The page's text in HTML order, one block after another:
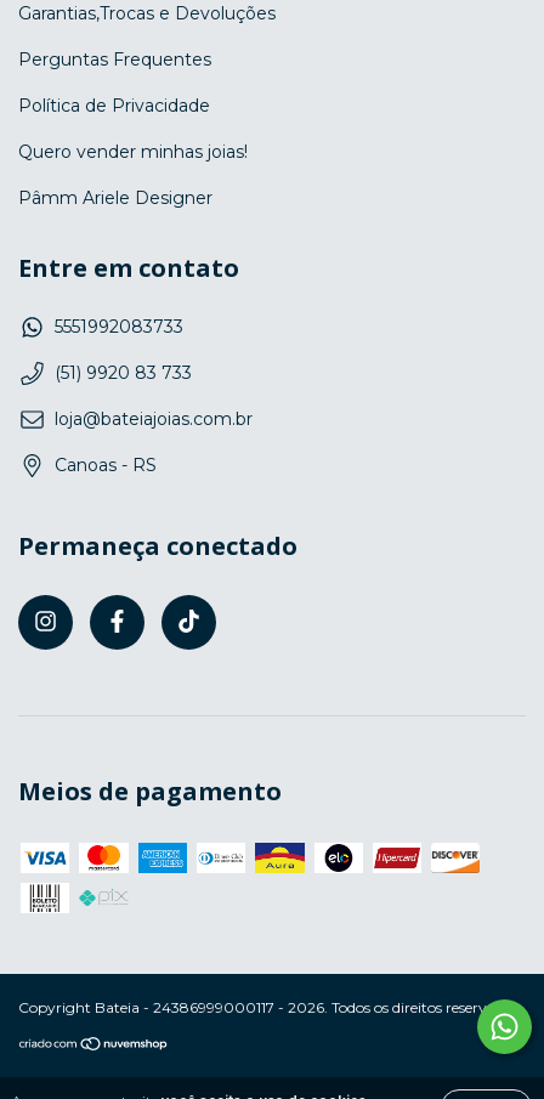
Garantias,Trocas e Devoluções
Perguntas Frequentes
Política de Privacidade
Quero vender minhas joias!
Pâmm Ariele Designer
Entre em contato
5551992083733
(51) 9920 83 733
loja@bateiajoias.com.br
Canoas - RS
Permaneça conectado
Meios de pagamento
Copyright Bateia - 24386999000117 - 2026. Todos os direitos reservados.